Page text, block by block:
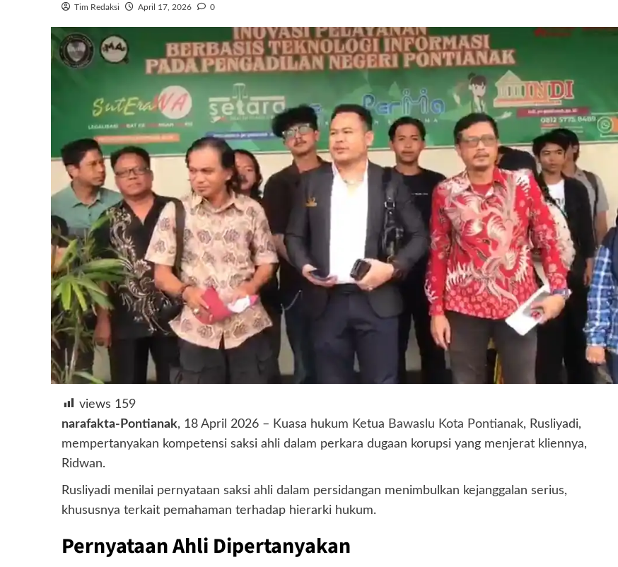
Tim Redaksi April 17, 2026 0
views 159
narafakta-Pontianak, 18 April 2026 – Kuasa hukum Ketua Bawaslu Kota Pontianak, Rusliyadi,
mempertanyakan kompetensi saksi ahli dalam perkara dugaan korupsi yang menjerat kliennya,
Ridwan.
Rusliyadi menilai pernyataan saksi ahli dalam persidangan menimbulkan kejanggalan serius,
khususnya terkait pemahaman terhadap hierarki hukum.
Pernyataan Ahli Dipertanyakan